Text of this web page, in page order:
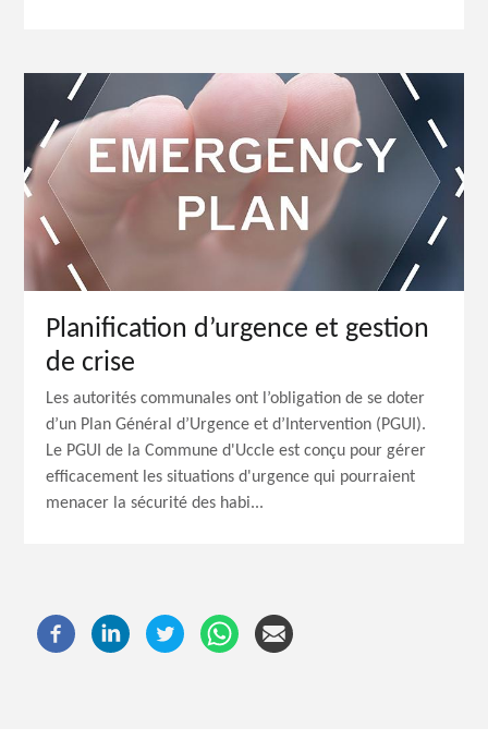
Planification d’urgence et gestion
de crise
Les autorités communales ont l’obligation de se doter
d’un Plan Général d’Urgence et d’Intervention (PGUI).
Le PGUI de la Commune d'Uccle est conçu pour gérer
efficacement les situations d'urgence qui pourraient
menacer la sécurité des habi...